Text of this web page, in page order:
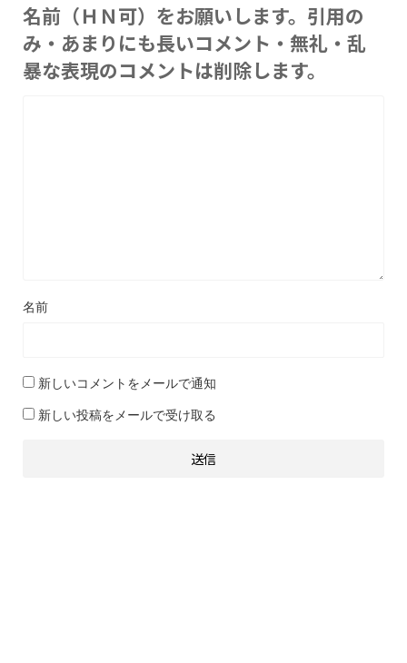
名前（ＨＮ可）をお願いします。引用の
み・あまりにも長いコメント・無礼・乱
暴な表現のコメントは削除します。
名前
新しいコメントをメールで通知
新しい投稿をメールで受け取る